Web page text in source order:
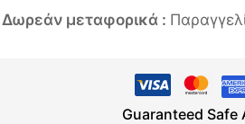
Δωρεάν μεταφορικά :
Guaranteed Safe